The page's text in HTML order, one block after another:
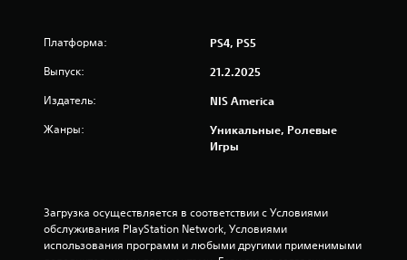
Платформа: PS4, PS5
Выпуск: 21.2.2025
Издатель: NIS America
Жанры:
Уникальные, Ролевые
Игры
Загрузка осуществляется в соответствии с Условиями
обслуживания PlayStation Network, Условиями
использования программ и любыми другими применимыми